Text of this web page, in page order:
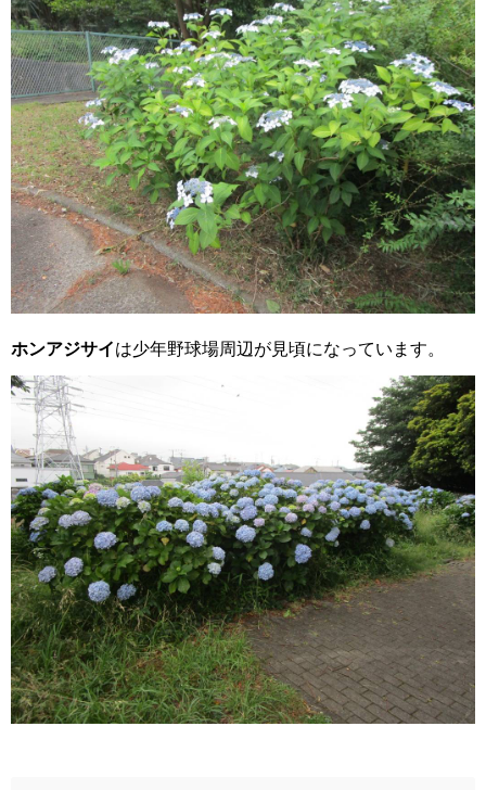
ホンアジサイは少年野球場周辺が見頃になっています。